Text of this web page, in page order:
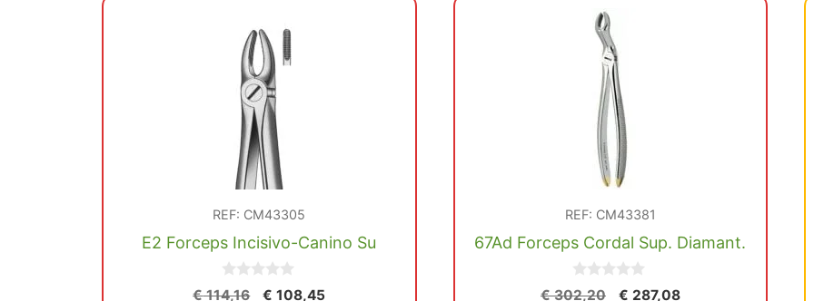
REF: CM43305
E2 Forceps Incisivo-Canino Su
0
€114,16
El
€ 108,45El
REF: CM43381
67Ad Forceps Cordal Sup. Diamant.
0
€302,20
El
€ 287,08El